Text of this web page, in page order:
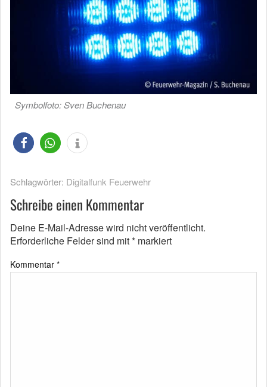
Symbolfoto: Sven Buchenau
Schlagwörter: Digitalfunk Feuerwehr
Schreibe einen Kommentar
Deine E-Mail-Adresse wird nicht veröffentlicht.
Erforderliche Felder sind mit* markiert
Kommentar *